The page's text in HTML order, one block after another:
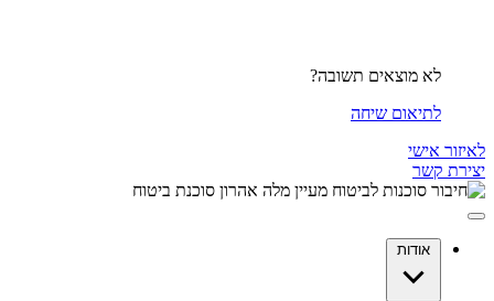
לא מוצאים תשובה?
לתיאום שיחה
לאיזור אישי
יצירת קשר
אודות